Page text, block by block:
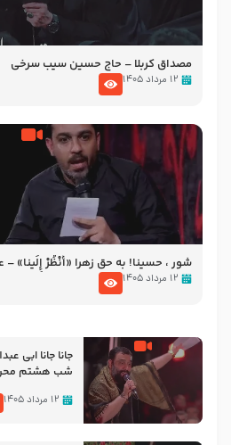
مصداق کربلا – حاج حسین سیب سرخی
۱۲ مرداد ۱۴۰۵
شور ، حسینا! به‌ حق زهرا «أُنْظُرْ إِلَینا»
محرّم 1405
۱۲ مرداد ۱۴۰۵
جانا جانا ابی
۱۲ مرداد ۱۴۰۵